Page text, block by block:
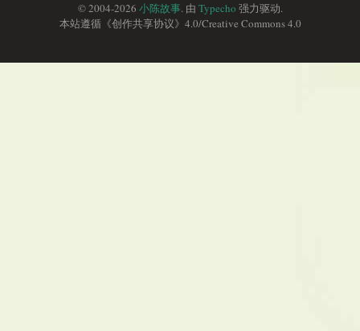
© 2004-2026 小陈故事. 由 Typecho 强力驱动.
本站遵循《创作共享协议》4.0/Creative Commons 4.0